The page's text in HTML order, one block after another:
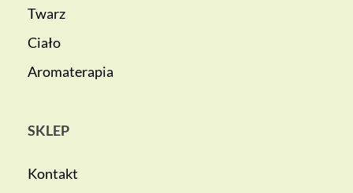
Twarz
Ciało
Aromaterapia
SKLEP
Kontakt